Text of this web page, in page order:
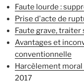
Faute lourde :
Prise d'acte de
Faute grave,
Avantages et
conventionnelle
Harcèlement moral
2017